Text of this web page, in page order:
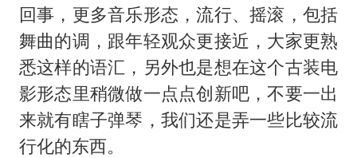
回事，更多音乐形态，流行、摇滚，包括
舞曲的调，跟年轻观众更接近，大家更熟
悉这样的语汇，另外也是想在这个古装电
影形态里稍微做一点点创新吧，不要一出
来就有瞎子弹琴，我们还是弄一些比较流
行化的东西。